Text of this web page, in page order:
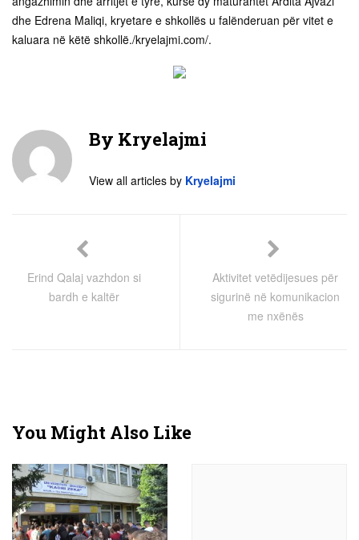
dhe Edrena Maliqi, kryetare e shkollës u falënderuan për vitet e
kaluara në këtë shkollë./kryelajmi.com/.
By Kryelajmi
View all articles by Kryelajmi
Erind Qalaj vazhdon si
bardh e kaltër
Aktivitet vetëdijesues për
sigurinë në komunikacion
me nxënës
You Might Also Like